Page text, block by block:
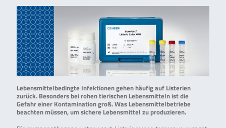
Lebensmittelbedingte Infektionen gehen häufig auf Listerien
zurück. Besonders bei rohen tierischen Lebensmitteln ist die
Gefahr einer Kontamination groß. Was Lebensmittelbetriebe
beachten müssen, um sichere Lebensmittel zu produzieren.